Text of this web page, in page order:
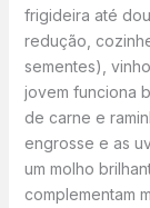
frigideira até
redução,
sementes),
jovem funciona
de carne e
engrosse e as
um molho
complementam